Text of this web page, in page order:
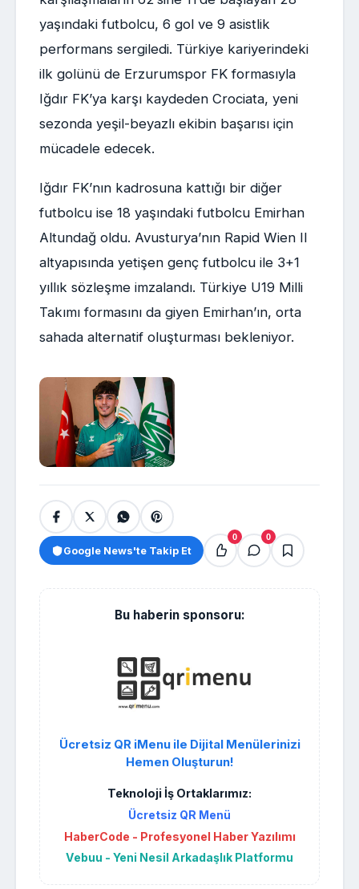
yaşındaki futbolcu, 6 gol ve 9 asistlik
performans sergiledi. Türkiye kariyerindeki
ilk golünü de Erzurumspor FK formasıyla
Iğdır FK’ya karşı kaydeden Crociata, yeni
sezonda yeşil-beyazlı ekibin başarısı için
mücadele edecek.
Iğdır FK’nın kadrosuna kattığı bir diğer
futbolcu ise 18 yaşındaki futbolcu Emirhan
Altundağ oldu. Avusturya’nın Rapid Wien II
altyapısında yetişen genç futbolcu ile 3+1
yıllık sözleşme imzalandı. Türkiye U19 Milli
Takımı formasını da giyen Emirhan’ın, orta
sahada alternatif oluşturması bekleniyor.
Google News'te Takip Et
0 0
Bu haberin sponsoru:
Ücretsiz QR iMenu ile Dijital Menülerinizi
Hemen Oluşturun!
Teknoloji İş Ortaklarımız:
Ücretsiz QR Menü
HaberCode - Profesyonel Haber Yazılımı
Vebuu - Yeni Nesil Arkadaşlık Platformu